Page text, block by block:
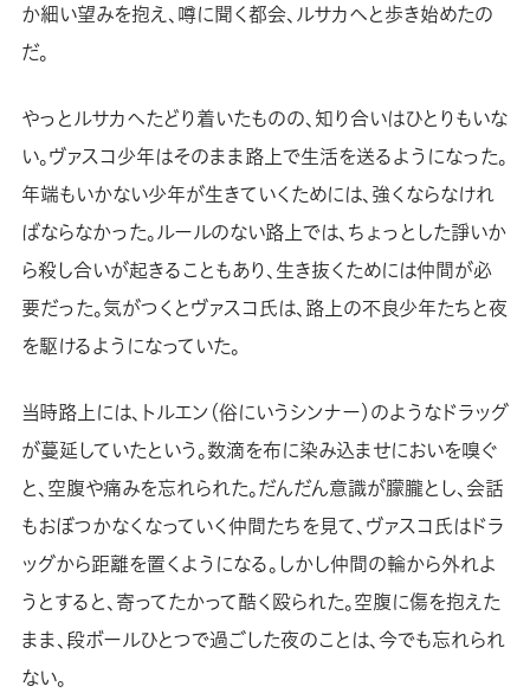
か細い望みを抱え、噂に聞く都会、ルサカへと歩き始めたの
だ。
やっとルサカへたどり着いたものの、知り合いはひとりもいな
い。ヴァスコ少年はそのまま路上で生活を送るようになった。
年端もいかない少年が生きていくためには、強くならなけれ
ばならなかった。ルールのない路上では、ちょっとした諍いか
ら殺し合いが起きることもあり、生き抜くためには仲間が必
要だった。気がつくとヴァスコ氏は、路上の不良少年たちと夜
を駆けるようになっていた。
当時路上には、トルエン（俗にいうシンナー）のようなドラッグ
が蔓延していたという。数滴を布に染み込ませにおいを嗅ぐ
と、空腹や痛みを忘れられた。だんだん意識が朦朧とし、会話
もおぼつかなくなっていく仲間たちを見て、ヴァスコ氏はドラ
ッグから距離を置くようになる。しかし仲間の輪から外れよ
うとすると、寄ってたかって酷く殴られた。空腹に傷を抱えた
まま、段ボールひとつで過ごした夜のことは、今でも忘れられ
ない。